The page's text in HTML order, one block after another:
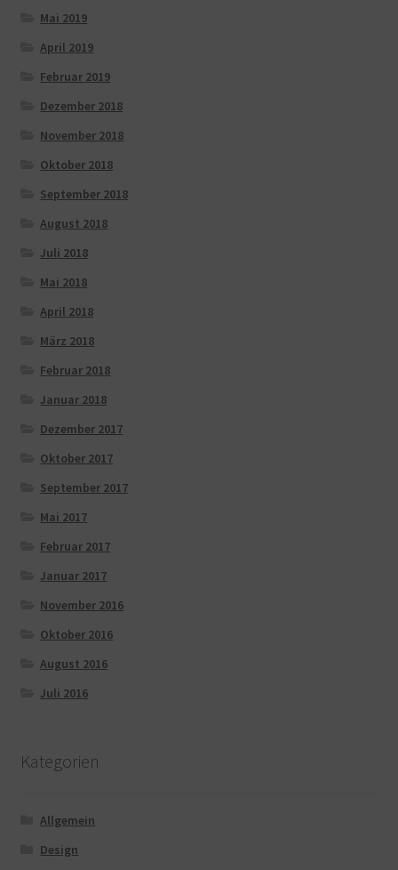
Mai 2019
April 2019
Februar 2019
Dezember 2018
November 2018
Oktober 2018
September 2018
August 2018
Juli 2018
Mai 2018
April 2018
März 2018
Februar 2018
Januar 2018
Dezember 2017
Oktober 2017
September 2017
Mai 2017
Februar 2017
Januar 2017
November 2016
Oktober 2016
August 2016
Juli 2016
Kategorien
Allgemein
Design